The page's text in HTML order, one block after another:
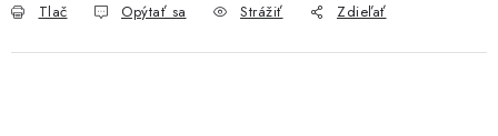
Tlač Opýtať sa Strážiť Zdieľať